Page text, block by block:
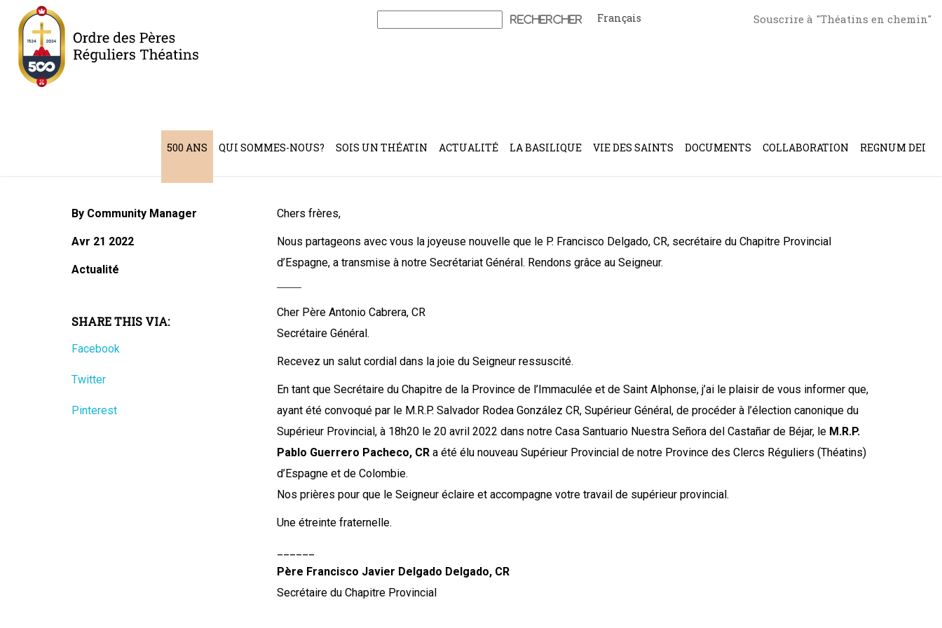
Rechercher :
Français Souscrire à "Théatins en chemin"
500 ANS QUI SOMMES-NOUS? SOIS UN THÉATIN ACTUALITÉ LA BASILIQUE VIE DES SAINTS DOCUMENTS COLLABORATION REGNUM DEI
Nouveau supérieur provincial pour l’Espagne-Colombie Province de San Alfonso et
l’Immaculée
By Community Manager
Avr 21 2022
Actualité
SHARE THIS VIA:
Facebook
Twitter
Pinterest
Chers frères,
Nous partageons avec vous la joyeuse nouvelle que le P. Francisco Delgado, CR, secrétaire du Chapitre Provincial
d’Espagne, a transmise à notre Secrétariat Général. Rendons grâce au Seigneur.
Cher Père Antonio Cabrera, CR
Secrétaire Général.
Recevez un salut cordial dans la joie du Seigneur ressuscité.
En tant que Secrétaire du Chapitre de la Province de l’Immaculée et de Saint Alphonse, j’ai le plaisir de vous informer que,
ayant été convoqué par le M.R.P. Salvador Rodea González CR, Supérieur Général, de procéder à l’élection canonique du
Supérieur Provincial, à 18h20 le 20 avril 2022 dans notre Casa Santuario Nuestra Señora del Castañar de Béjar, le M.R.P.
Pablo Guerrero Pacheco, CRa été élu nouveau Supérieur Provincial de notre Province des Clercs Réguliers (Théatins)
d’Espagne et de Colombie.
Nos prières pour que le Seigneur éclaire et accompagne votre travail de supérieur provincial.
Une étreinte fraternelle.
Père Francisco Javier Delgado Delgado, CR
Secrétaire du Chapitre Provincial